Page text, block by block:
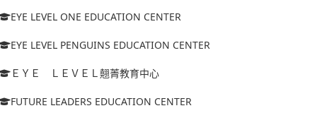
EYE LEVEL ONE EDUCATION CENTER
EYE LEVEL PENGUINS EDUCATION CENTER
ＥＹＥ ＬＥＶＥＬ翹菁教育中心
FUTURE LEADERS EDUCATION CENTER